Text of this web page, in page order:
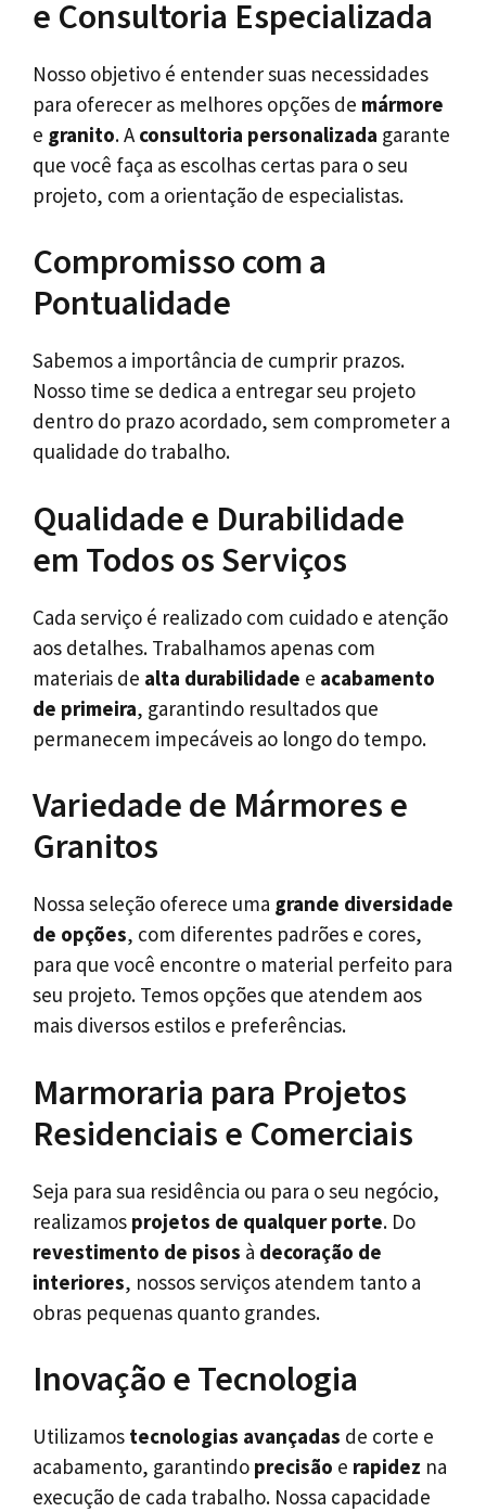
e Consultoria Especializada
Nosso objetivo é entender suas necessidades
para oferecer as melhores opções de mármore
e granito. Aconsultoria personalizada garante
que você faça as escolhas certas para o seu
projeto, com a orientação de especialistas.
Compromisso com a
Pontualidade
Sabemos a importância de cumprir prazos.
Nosso time se dedica a entregar seu projeto
dentro do prazo acordado, sem comprometer a
qualidade do trabalho.
Qualidade e Durabilidade
em Todos os Serviços
Cada serviço é realizado com cuidado e atenção
aos detalhes. Trabalhamos apenas com
materiais de alta durabilidade e acabamento
de primeira, garantindo resultados que
permanecem impecáveis ao longo do tempo.
Variedade de Mármores e
Granitos
Nossa seleção oferece uma grande diversidade
de opções, com diferentes padrões e cores,
para que você encontre o material perfeito para
seu projeto. Temos opções que atendem aos
mais diversos estilos e preferências.
Marmoraria para Projetos
Residenciais e Comerciais
Seja para sua residência ou para o seu negócio,
realizamos projetos de qualquer porte. Do
revestimento de pisos à decoração de
interiores, nossos serviços atendem tanto a
obras pequenas quanto grandes.
Inovação e Tecnologia
Utilizamos tecnologias avançadas de corte e
acabamento, garantindo precisão e rapidez na
execução de cada trabalho. Nossa capacidade